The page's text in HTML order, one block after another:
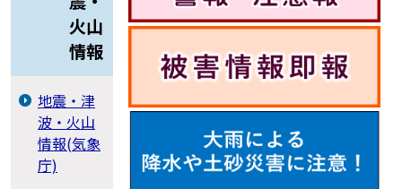
火山
情報
地震・津
波・火山
情報(気象
庁)